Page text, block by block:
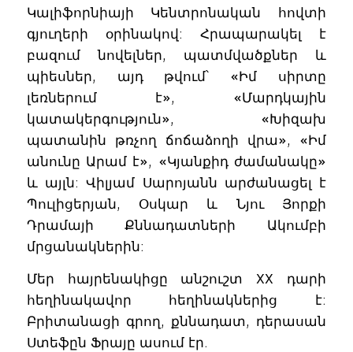
Կալիֆորնիայի Կենտրոնական հովտի
գյուղերի օրինակով: Հրապարակել է
բազում նովելներ, պատմվածքներ և
պիեսներ, այդ թվում՝ «Իմ սիրտը
լեռներում է», «Մարդկային
կատակերգություն», «Խիզախ
պատանին թռչող ճոճաձողի վրա», «Իմ
անունը Արամ է», «Կյանքիդ ժամանակը»
և այլն: Վիլյամ Սարոյանն արժանացել է
Պուլիցերյան, Օսկար և Նյու Յորքի
Դրամայի Քննադատների Ակումբի
մրցանակներին:
Մեր հայրենակիցը անշուշտ XX դարի
հեղինակավոր հեղինակներից է:
Բրիտանացի գրող, քննադատ, դերասան
Ստեֆըն Ֆրայը ասում էր.